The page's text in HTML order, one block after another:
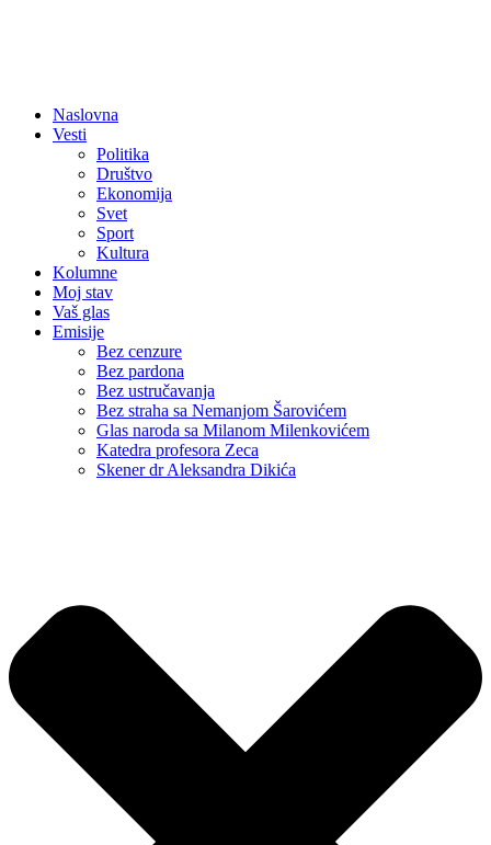
Naslovna
Vesti
Politika
Društvo
Ekonomija
Svet
Sport
Kultura
Kolumne
Moj stav
Vaš glas
Emisije
Bez cenzure
Bez pardona
Bez ustručavanja
Bez straha sa Nemanjom Šarovićem
Glas naroda sa Milanom Milenkovićem
Katedra profesora Zeca
Skener dr Aleksandra Dikića